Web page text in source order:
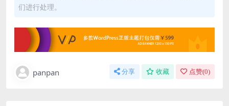
们进行处理。
panpan 分享 收藏 点赞(0)